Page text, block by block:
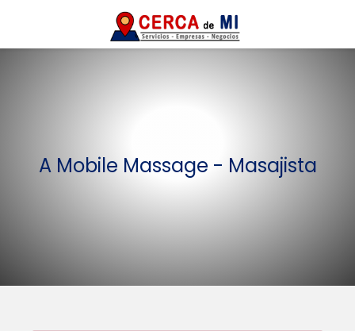
A Mobile Massage - Masajista